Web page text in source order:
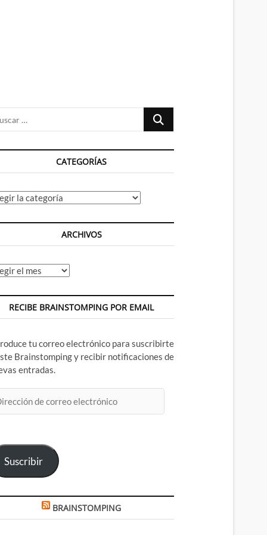
Buscar
CATEGORÍAS
ARCHIVOS
RECIBE BRAINSTOMPING POR EMAIL
tu correo electrónico para suscribirte
Brainstomping y recibir notificaciones de
entradas.
Suscribir
BRAINSTOMPING